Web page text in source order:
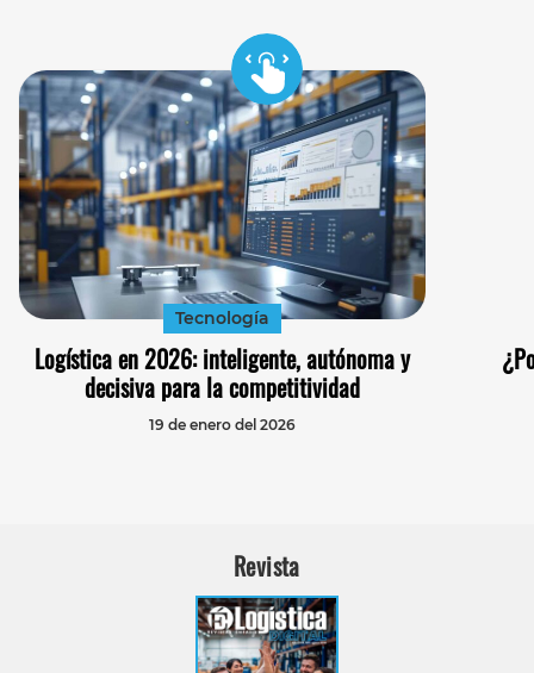
Tecnología
Logística en 2026: inteligente, autónoma y
decisiva para la competitividad
19 de enero del 2026
Revista